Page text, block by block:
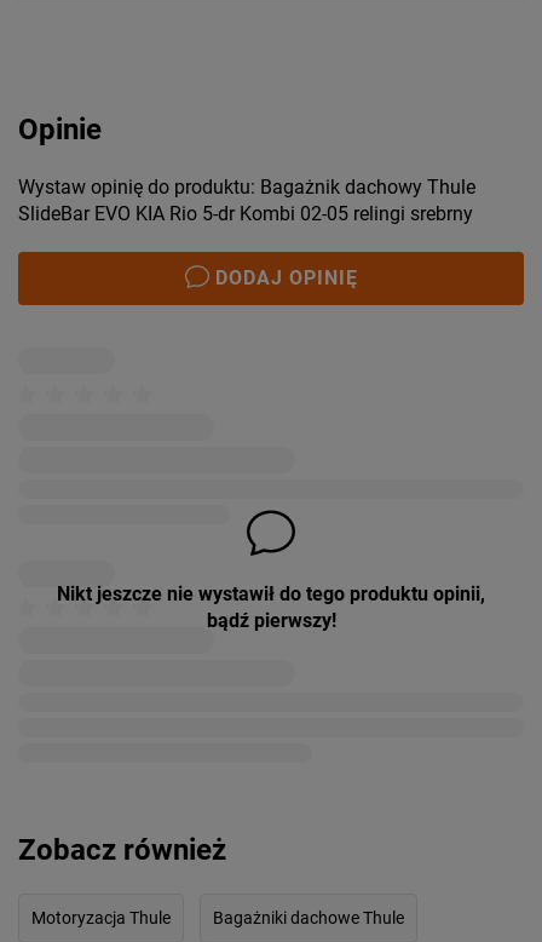
Opinie
Wystaw opinię do produktu: Bagażnik dachowy Thule
SlideBar EVO KIA Rio 5-dr Kombi 02-05 relingi srebrny
DODAJ OPINIĘ
Nikt jeszcze nie wystawił do tego produktu opinii,
bądź pierwszy!
Zobacz również
Motoryzacja Thule Bagażniki dachowe Thule